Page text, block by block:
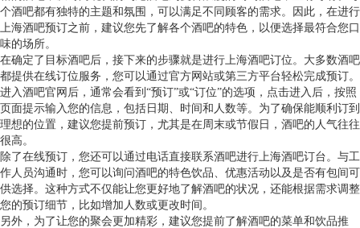
个酒吧都有独特的主题和氛围，可以满足不同顾客的需求。因此，在进行
上海酒吧预订之前，建议您先了解各个酒吧的特色，以便选择最符合您口
味的场所。
在确定了目标酒吧后，接下来的步骤就是进行上海酒吧订位。大多数酒吧
都提供在线订位服务，您可以通过官方网站或第三方平台轻松完成预订。
进入酒吧官网后，通常会看到“预订”或“订位”的选项，点击进入后，按照
页面提示输入您的信息，包括日期、时间和人数等。为了确保能顺利订到
理想的位置，建议您提前预订，尤其是在周末或节假日，酒吧的人气往往
很高。
除了在线预订，您还可以通过电话直接联系酒吧进行上海酒吧订台。与工
作人员沟通时，您可以询问酒吧的特色饮品、优惠活动以及是否有包间可
供选择。这种方式不仅能让您更好地了解酒吧的状况，还能根据需求调整
您的预订细节，比如增加人数或更改时间。
另外，为了让您的聚会更加精彩，建议您提前了解酒吧的菜单和饮品推